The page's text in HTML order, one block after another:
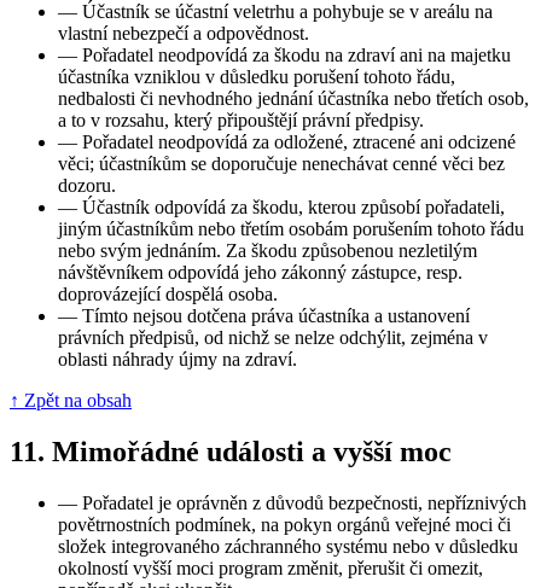
— Účastník se účastní veletrhu a pohybuje se v areálu na
vlastní nebezpečí a odpovědnost.
— Pořadatel neodpovídá za škodu na zdraví ani na majetku
účastníka vzniklou v důsledku porušení tohoto řádu,
nedbalosti či nevhodného jednání účastníka nebo třetích osob,
a to v rozsahu, který připouštějí právní předpisy.
— Pořadatel neodpovídá za odložené, ztracené ani odcizené
věci; účastníkům se doporučuje nenechávat cenné věci bez
dozoru.
— Účastník odpovídá za škodu, kterou způsobí pořadateli,
jiným účastníkům nebo třetím osobám porušením tohoto řádu
nebo svým jednáním. Za škodu způsobenou nezletilým
návštěvníkem odpovídá jeho zákonný zástupce, resp.
doprovázející dospělá osoba.
— Tímto nejsou dotčena práva účastníka a ustanovení
právních předpisů, od nichž se nelze odchýlit, zejména v
oblasti náhrady újmy na zdraví.
↑ Zpět na obsah
11. Mimořádné události a vyšší moc
— Pořadatel je oprávněn z důvodů bezpečnosti, nepříznivých
povětrnostních podmínek, na pokyn orgánů veřejné moci či
složek integrovaného záchranného systému nebo v důsledku
okolností vyšší moci program změnit, přerušit či omezit,